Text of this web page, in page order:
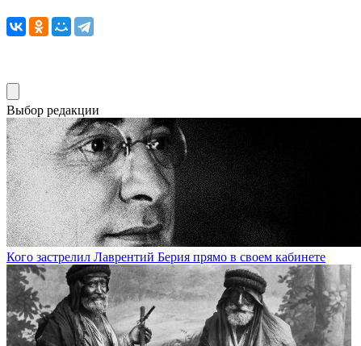
Выбор редакции
Кого застрелил Лаврентий Берия прямо в своем кабинете